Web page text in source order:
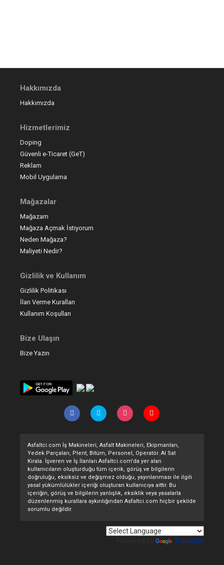
Hakkımızda
Hakkımızda
Hizmetlerimiz
Doping
Güvenli e-Ticaret (GeT)
Reklam
Mobil Uygulama
Mağazalar
Mağazam
Mağaza Açmak İstiyorum
Neden Mağaza?
Maliyeti Nedir?
Gizlilik ve Kullanım
Gizlilik Politikası
İlan Verme Kuralları
Kullanım Koşulları
Bize Ulaşın
Bize Yazın
Asfaltci.com İş Makineleri, Asfalt Makineleri, Ekipmanları,
Yedek Parçaları, Plent, Bitüm, Personel, Operatör. Al Sat
Kirala. İşveren ve İş İlanları.Asfaltci.com'da yer alan
kullanıcıların oluşturduğu tüm içerik, görüş ve bilgilerin
doğruluğu, eksiksiz ve değişmez olduğu, yayınlanması ile ilgili
yasal yükümlülükler içeriği oluşturan kullanıcıya aittir. Bu
içeriğin, görüş ve bilgilerin yanlışlık, eksiklik veya yasalarla
düzenlenmiş kurallara aykırılığından Asfaltci.com hiçbir şekilde
sorumlu değildir.
Translate